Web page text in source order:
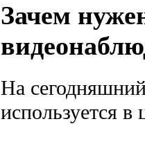
Зачем
На
используется в